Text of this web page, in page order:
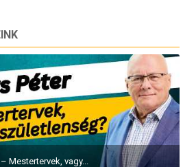
Mestertervek, vagy...